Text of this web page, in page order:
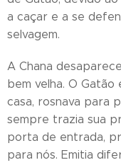
a caçar e a se
selvagem.
A Chana
bem velha. O
casa, rosnava para
sempre trazia sua
porta de entrada,
para nós. Emitia